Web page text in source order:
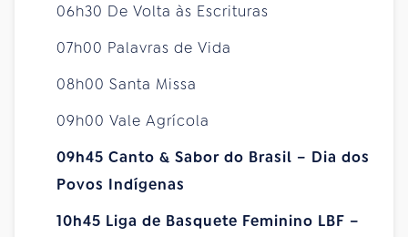
06h30 De Volta às Escrituras
07h00 Palavras de Vida
08h00 Santa Missa
09h00 Vale Agrícola
09h45 Canto & Sabor do Brasil – Dia dos
Povos Indígenas
10h45 Liga de Basquete Feminino LBF –